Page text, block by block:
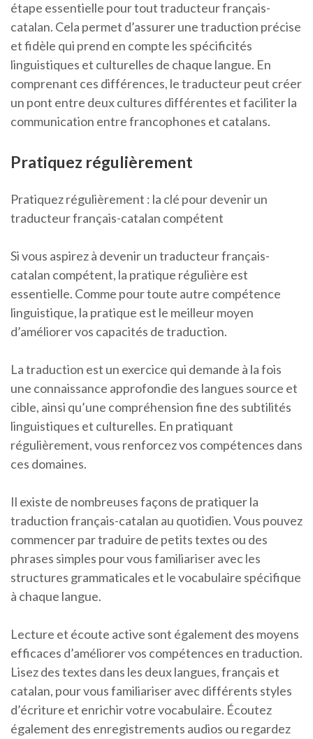
étape essentielle pour tout traducteur français-
catalan. Cela permet d’assurer une traduction précise
et fidèle qui prend en compte les spécificités
linguistiques et culturelles de chaque langue. En
comprenant ces différences, le traducteur peut créer
un pont entre deux cultures différentes et faciliter la
communication entre francophones et catalans.
Pratiquez régulièrement
Pratiquez régulièrement : la clé pour devenir un
traducteur français-catalan compétent
Si vous aspirez à devenir un traducteur français-
catalan compétent, la pratique régulière est
essentielle. Comme pour toute autre compétence
linguistique, la pratique est le meilleur moyen
d’améliorer vos capacités de traduction.
La traduction est un exercice qui demande à la fois
une connaissance approfondie des langues source et
cible, ainsi qu’une compréhension fine des subtilités
linguistiques et culturelles. En pratiquant
régulièrement, vous renforcez vos compétences dans
ces domaines.
Il existe de nombreuses façons de pratiquer la
traduction français-catalan au quotidien. Vous pouvez
commencer par traduire de petits textes ou des
phrases simples pour vous familiariser avec les
structures grammaticales et le vocabulaire spécifique
à chaque langue.
Lecture et écoute active sont également des moyens
efficaces d’améliorer vos compétences en traduction.
Lisez des textes dans les deux langues, français et
catalan, pour vous familiariser avec différents styles
d’écriture et enrichir votre vocabulaire. Écoutez
également des enregistrements audios ou regardez